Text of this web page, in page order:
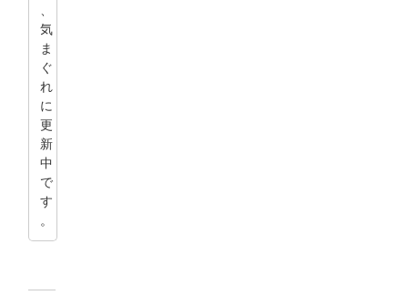
気
ま
ぐ
れ
に
更
新
中
で
す
。